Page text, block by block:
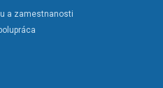
a zamestnanosti